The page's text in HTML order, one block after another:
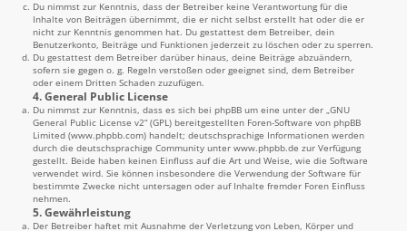
Du nimmst zur Kenntnis, dass der Betreiber keine Verantwortung für die
Inhalte von Beiträgen übernimmt, die er nicht selbst erstellt hat oder die er
nicht zur Kenntnis genommen hat. Du gestattest dem Betreiber, dein
Benutzerkonto, Beiträge und Funktionen jederzeit zu löschen oder zu sperren.
Du gestattest dem Betreiber darüber hinaus, deine Beiträge abzuändern,
sofern sie gegen o. g. Regeln verstoßen oder geeignet sind, dem Betreiber
oder einem Dritten Schaden zuzufügen.
4. General Public License
Du nimmst zur Kenntnis, dass es sich bei phpBB um eine unter der „GNU
General Public License v2“ (GPL) bereitgestellten Foren-Software von phpBB
Limited (www.phpbb.com) handelt; deutschsprachige Informationen werden
durch die deutschsprachige Community unter www.phpbb.de zur Verfügung
gestellt. Beide haben keinen Einfluss auf die Art und Weise, wie die Software
verwendet wird. Sie können insbesondere die Verwendung der Software für
bestimmte Zwecke nicht untersagen oder auf Inhalte fremder Foren Einfluss
nehmen.
5. Gewährleistung
Der Betreiber haftet mit Ausnahme der Verletzung von Leben, Körper und